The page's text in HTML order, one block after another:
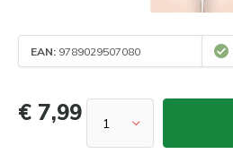
EAN: 9789029507080
€ 7,99